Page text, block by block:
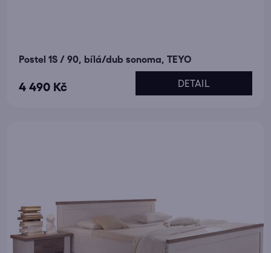
Postel 1S / 90, bílá/dub sonoma, TEYO
4 490 Kč DETAIL